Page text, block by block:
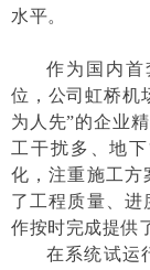
水平。
作为国内
位，公司虹桥机
为人先”的企业
工干扰多、地
化，注重施工方
了工程质量、进
作按时完成提供
在系统试运